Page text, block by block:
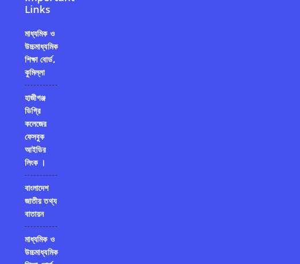
Links
মাধ্যমিক ও
উচ্চমাধ্যমিক
শিক্ষা বোর্ড,
কুমিল্লা
হাজীগঞ্জ
ডিগ্রি
কলেজের
ফেসবুক
আইডির
লিংক ।
বাংলাদেশ
জাতীয় তথ্য
বাতায়ন
মাধ্যমিক ও
উচ্চমাধ্যমিক